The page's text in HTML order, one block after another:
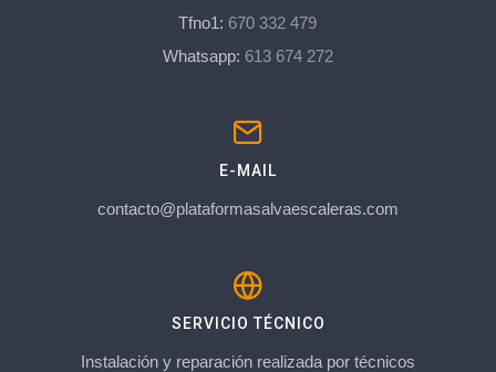
Tfno1: 670 332 479
Whatsapp: 613 674 272
E-MAIL
contacto@plataformasalvaescaleras.com
SERVICIO TÉCNICO
Instalación y reparación realizada por técnicos